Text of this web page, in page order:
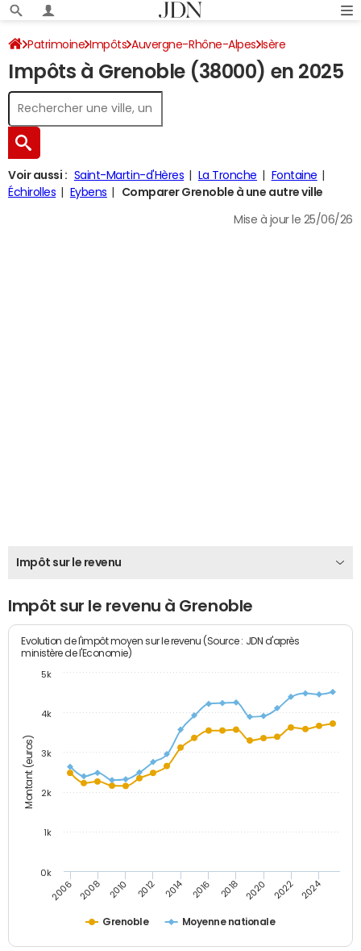
Patrimoine Impôts Auvergne-Rhône-Alpes Isère
Grenoble Impôt sur le revenu
Impôts à Grenoble (38000) en 2025
Voir aussi : Saint-Martin-d'Hères La Tronche
Fontaine
Échirolles
Eybens Comparer Grenoble à une autre ville
Mise à jour le 25/06/26
Impôt sur le revenu
Impôt sur le revenu à Grenoble
Montant (euros)
Evolution de l'impôt moyen sur le revenu (Source : JDN d'après
ministère de l'Economie)
Grenoble Moyenne nationale
2006 2008 2010 2012 2014 2016 2018 2020 2022 2024
0k
1k
2k
3k
4k
5k